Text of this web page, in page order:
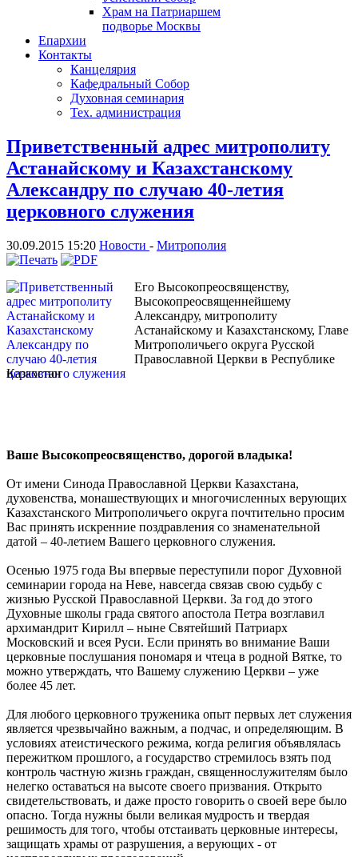
Храм на Патриаршем
подворье Москвы
Епархии
Контакты
Канцелярия
Кафедральный Собор
Духовная семинария
Тех. администрация
Приветственный адрес митрополиту
Астанайскому и Казахстанскому
Александру по случаю 40-летия
церковного служения
30.09.2015 15:20 Новости - Митрополия
Его Высокопреосвященству,
Высокопреосвященнейшему
Александру, митрополиту
Астанайскому и Казахстанскому, Главе
Митрополичьего округа Русской
Православной Церкви в Республике
Казахстан
Ваше Высокопреосвященство, дорогой владыка!
От имени Синода Православной Церкви Казахстана,
духовенства, монашествующих и многочисленных верующих
Казахстанского Митрополичьего округа почтительно просим
Вас принять искренние поздравления со знаменательной
датой – 40-летием Вашего церковного служения.
Осенью 1975 года Вы впервые переступили порог Духовной
семинарии города на Неве, навсегда связав свою судьбу с
жизнью Русской Православной Церкви. За год до этого
Духовные школы града святого апостола Петра возглавил
архимандрит Кирилл – ныне Святейший Патриарх
Московский и всея Руси. Если принять во внимание Ваши
церковные послушания пономаря и чтеца в родной Вятке, то
можно утверждать, что Вашему служению Церкви – уже
более 45 лет.
Для любого церковного труженика опыт первых лет служения
является чрезвычайно важным, а подчас, и определяющим. В
условиях атеистического режима, когда религия объявлялась
пережитком прошлого, а государство стремилось взять под
контроль частную жизнь граждан, священнослужителям было
нелегко оставаться на высоте своего призвания. Открыто
свидетельствовать, и даже просто говорить о своей вере было
опасно. Тогда нужны были великая мудрость и твердая
решимость для того, чтобы отстаивать церковные интересы,
защищать храмы от разрушения, а верующих - от